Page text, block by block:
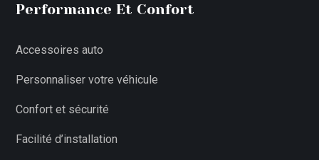
Performance Et Confort
Accessoires auto
Personnaliser votre véhicule
Confort et sécurité
Facilité d’installation